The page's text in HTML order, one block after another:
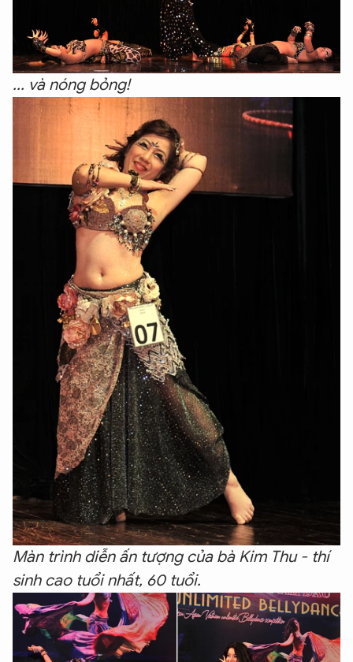
... và nóng bỏng!
Màn trình diễn ấn tượng của bà Kim Thu - thí
sinh cao tuổi nhất, 60 tuổi.